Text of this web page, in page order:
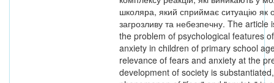
школяра, який сприймає ситуацію як
загрозливу та небезпечну. The article
the problem of psychological features
anxiety in children of primary school
relevance of fears and anxiety at the
development of society is